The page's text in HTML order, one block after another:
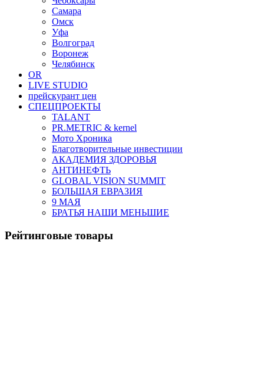
Самара
Омск
Уфа
Волгоград
Воронеж
Челябинск
OR
LIVE STUDIO
прейскурант цен
СПЕЦПРОЕКТЫ
TALANT
PR.METRIC & kernel
Мото Хроника
Благотворительные инвестиции
АКАДЕМИЯ ЗДОРОВЬЯ
АНТИНЕФТЬ
GLOBAL VISION SUMMIT
БОЛЬШАЯ ЕВРАЗИЯ
9 МАЯ
БРАТЬЯ НАШИ МЕНЬШИЕ
Рейтинговые товары